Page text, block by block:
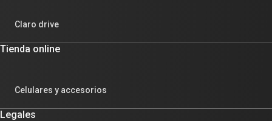
Claro drive
Tienda online
Celulares y accesorios
Legales